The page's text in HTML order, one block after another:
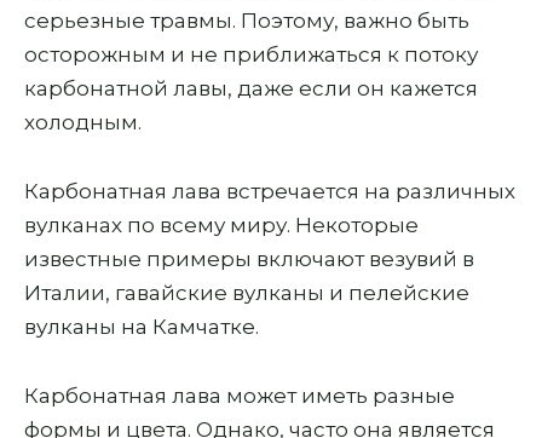
серьезные травмы. Поэтому, важно быть
осторожным и не приближаться к потоку
карбонатной лавы, даже если он кажется
холодным.
Карбонатная лава встречается на различных
вулканах по всему миру. Некоторые
известные примеры включают везувий в
Италии, гавайские вулканы и пелейские
вулканы на Камчатке.
Карбонатная лава может иметь разные
формы и цвета. Однако, часто она является